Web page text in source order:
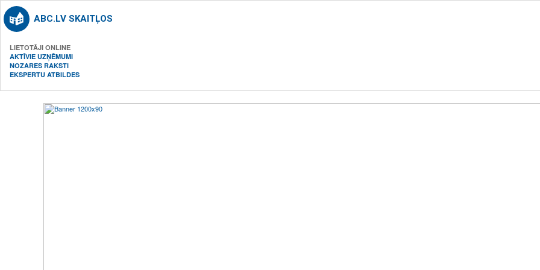
ABC.LV SKAITĻOS
LIETOTĀJI ONLINE
AKTĪVIE UZŅĒMUMI
NOZARES RAKSTI
EKSPERTU ATBILDES